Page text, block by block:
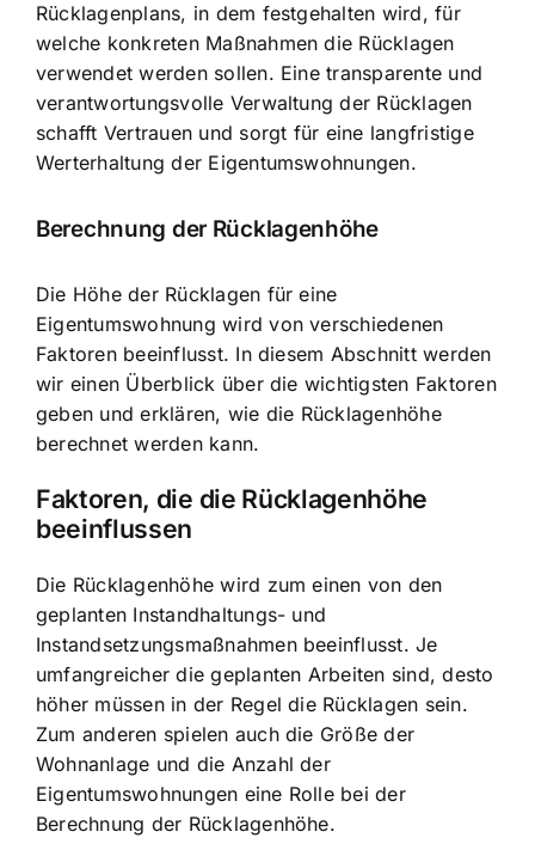
Rücklagenplans, in dem festgehalten wird, für
welche konkreten Maßnahmen die Rücklagen
verwendet werden sollen. Eine transparente und
verantwortungsvolle Verwaltung der Rücklagen
schafft Vertrauen und sorgt für eine langfristige
Werterhaltung der Eigentumswohnungen.
Berechnung der Rücklagenhöhe
Die Höhe der Rücklagen für eine
Eigentumswohnung wird von verschiedenen
Faktoren beeinflusst. In diesem Abschnitt werden
wir einen Überblick über die wichtigsten Faktoren
geben und erklären, wie die Rücklagenhöhe
berechnet werden kann.
Faktoren, die die Rücklagenhöhe
beeinflussen
Die Rücklagenhöhe wird zum einen von den
geplanten Instandhaltungs- und
Instandsetzungsmaßnahmen beeinflusst. Je
umfangreicher die geplanten Arbeiten sind, desto
höher müssen in der Regel die Rücklagen sein.
Zum anderen spielen auch die Größe der
Wohnanlage und die Anzahl der
Eigentumswohnungen eine Rolle bei der
Berechnung der Rücklagenhöhe.